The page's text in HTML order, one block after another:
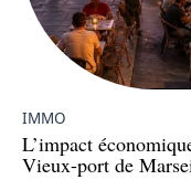
IMMO
L’impact
Vieux-port de